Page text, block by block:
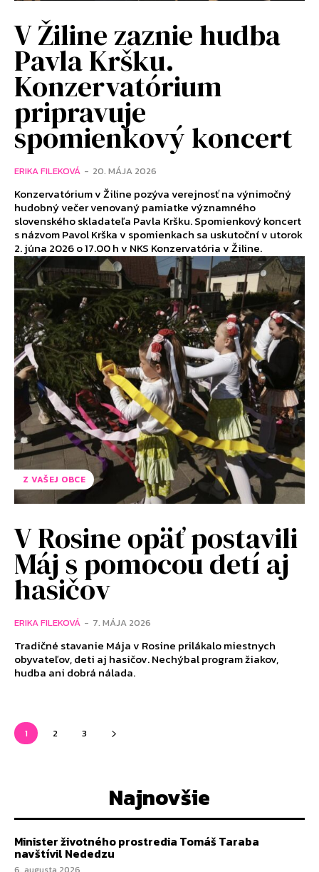
V Žiline zaznie hudba
Pavla Kršku.
Konzervatórium
pripravuje
spomienkový koncert
ERIKA FILEKOVÁ - 20. MÁJA 2026
Konzervatórium v Žiline pozýva verejnosť na výnimočný
hudobný večer venovaný pamiatke významného
slovenského skladateľa Pavla Kršku. Spomienkový koncert
s názvom Pavol Krška v spomienkach sa uskutoční v utorok
2. júna 2026 o 17.00 h v NKS Konzervatória v Žiline.
Z VAŠEJ OBCE
V Rosine opäť postavili
Máj s pomocou detí aj
hasičov
ERIKA FILEKOVÁ - 7. MÁJA 2026
Tradičné stavanie Mája v Rosine prilákalo miestnych
obyvateľov, deti aj hasičov. Nechýbal program žiakov,
hudba ani dobrá nálada.
1 2 3
Najnovšie
Minister životného prostredia Tomáš Taraba
navštívil Nededzu